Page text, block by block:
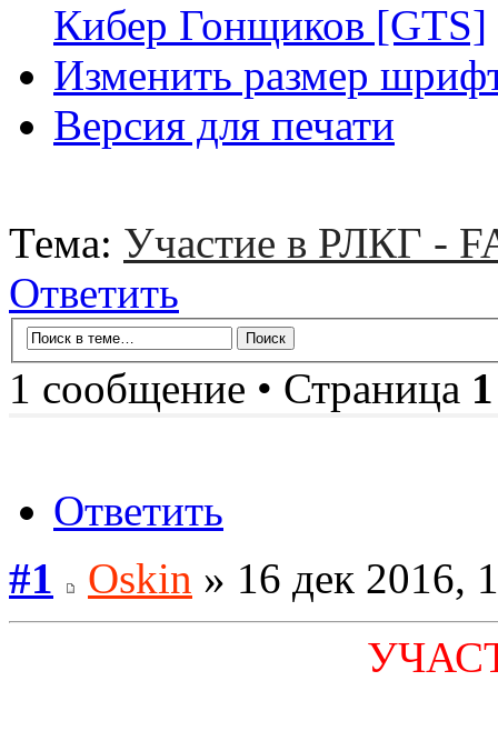
Кибер Гонщиков [GTS]
Изменить размер
Версия для печати
Тема: Участие в РЛКГ -
Ответить
1 сообщение • Страница 1
Ответить
#1
Oskin » 16 дек 2016,